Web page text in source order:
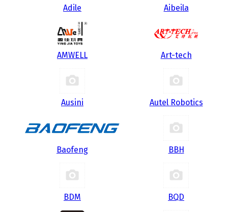
Adile Aibeila
AMWELL Art-tech
Ausini Autel Robotics
Baofeng BBH
BDM BQD